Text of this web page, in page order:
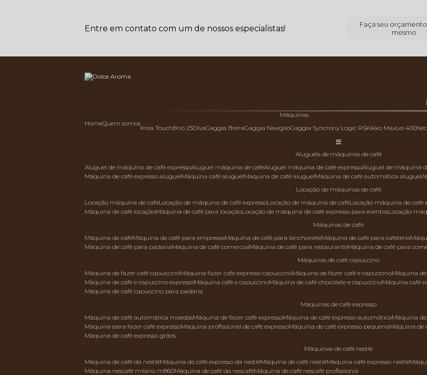
Entre em contato com um de nossos especialistas!
Faça seu
mesmo
Home Quem somos
Máquinas
Krea Touch
Brio 25 Diva Gaggia Brera Gaggia Naviglio Gaggia Syncrony Logic RS Kikko Max Lei 400
aluguéis de máquinas de café
aluguel de máquina de café expresso aluguel máquina de café aluguel máquina de café expresso aluguel de máquina
máquina de café expresso aluguel
máquina café aluguel máquina de café aluguel máquina de café automática aluguel
locação de máquinas de café
locação máquina de café locação de máquina de café expresso locação de máquina de café locação máquina de café
máquina de café locação
máquina de café para locação locação de máquina de café expresso para eventos locação
máquinas de café
máquina de café
máquina de café para empresas máquina de café para lanchonete máquina de café para cafeteria
máquina de café para padaria
máquina de café comercial máquina de café para restaurante máquina de café para
máquinas de café capuccino
máquina de fazer café capuccino
máquina fazer café expresso capuccino máquina de fazer café e capuccino máquina
máquina de café e capuccino expresso
máquina café e capuccino máquina de café chocolate e capuccino máquina café
máquina de café capuccino para padaria
máquinas de café expresso
máquina de café automática moedas
máquina de fazer café expresso máquina de café expresso automática máquina
máquina para fazer café expresso
máquina profissional de café expresso máquina de café expresso pequena máquina
máquina de café expresso grãos
máquinas de café nestlé
máquina de café da nestlé
máquina de café expresso da nestlé máquina de café nestlé máquina café expresso nestlé
máquina nescafé milano m860
máquina de café da nescafé
máquina de café nescafé profissional